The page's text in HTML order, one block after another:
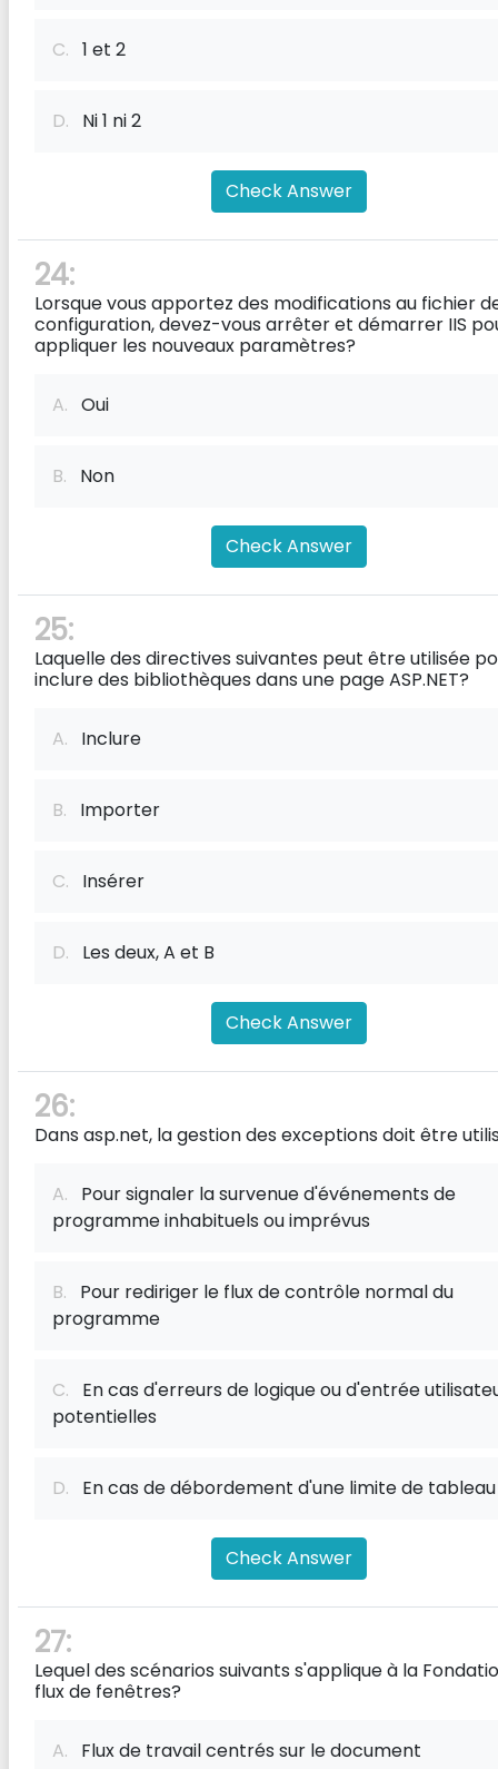
C. 1 et 2
D. Ni 1 ni 2
Check Answer
24:
Lorsque vous apportez des modifications au fichier
configuration, devez-vous arrêter et démarrer IIS
appliquer les nouveaux paramètres?
A. Oui
B. Non
Check Answer
25:
Laquelle des directives suivantes peut être utilisée
inclure des bibliothèques dans une page ASP.NET?
A. Inclure
B. Importer
C. Insérer
D. Les deux, A et B
Check Answer
26:
Dans asp.net, la gestion des exceptions doit être
A. Pour signaler la survenue d'événements de
programme inhabituels ou imprévus
B. Pour rediriger le flux de contrôle normal du
programme
C. En cas d'erreurs de logique ou d'entrée
potentielles
D. En cas de débordement d'une limite de tableau
Check Answer
27:
Lequel des scénarios suivants s'applique à la
flux de fenêtres?
A. Flux de travail centrés sur le document